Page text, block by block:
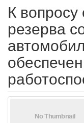
К
резерва